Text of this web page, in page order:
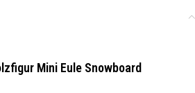
Mini Eule Snowboard